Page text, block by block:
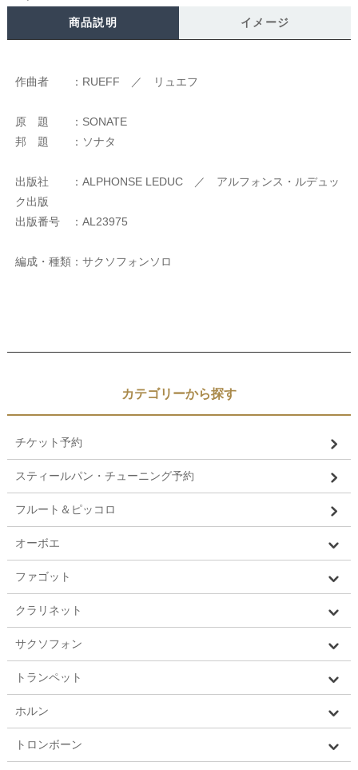
商品説明 イメージ
作曲者 ：RUEFF ／ リュエフ
原 題 ：SONATE
邦 題 ：ソナタ
出版社 ：ALPHONSE LEDUC ／ アルフォンス・ルデュッ
ク出版
出版番号 ：AL23975
編成・種類：サクソフォンソロ
カテゴリーから探す
チケット予約
スティールパン・チューニング予約
フルート＆ピッコロ
オーボエ
ファゴット
クラリネット
サクソフォン
トランペット
ホルン
トロンボーン